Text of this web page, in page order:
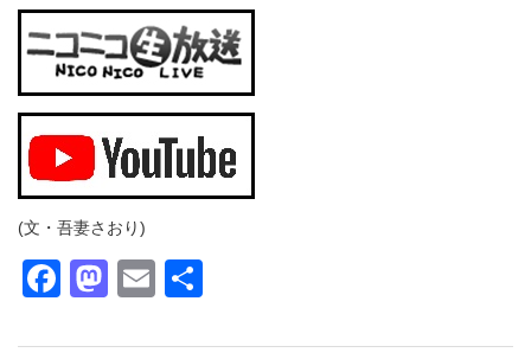
(文・吾妻さおり)
Facebook
Mastodon
Email